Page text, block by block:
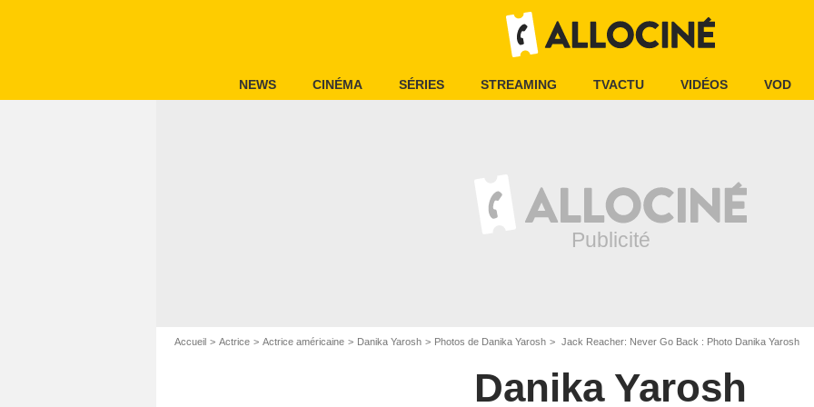
NEWS CINÉMA SÉRIES STREAMING TVACTU VIDÉOS VOD
Accueil Actrice Actrice américaine Danika Yarosh Photos de Danika Yarosh Jack Reacher: Never Go Back : Photo Danika Yarosh
Danika Yarosh